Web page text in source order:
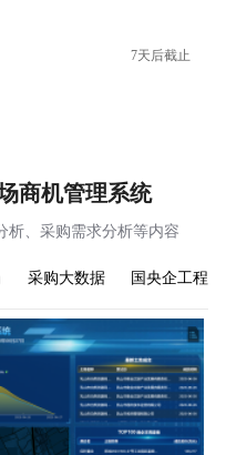
7天后截止
商机管理系统
析、采购需求分析等内容
采购大数据 国央企工程